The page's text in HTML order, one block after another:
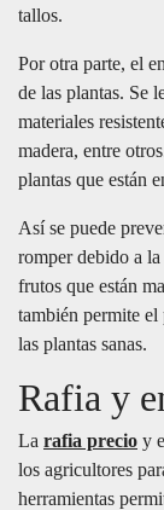
tallos.
Por otra parte, el
de las plantas. Se
materiales
madera, entre
plantas que están
Así se puede
romper debido a
frutos que están
también permite el
las plantas sanas.
Rafia y
La rafia precio y
los agricultores
herramientas